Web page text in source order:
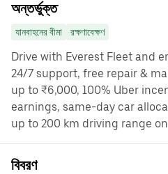
অন্তর্ভুক্ত
যানবাহনের বীমা রক্ষণাবেক্ষণ
Drive with Everest Fleet and
24/7 support, free repair &
up to ₹6,000, 100% Uber
earnings, same-day car
up to 200 km driving range
বিবরণ